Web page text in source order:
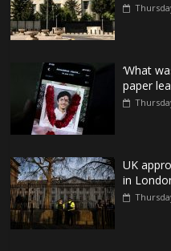
‘What
paper
UK
in